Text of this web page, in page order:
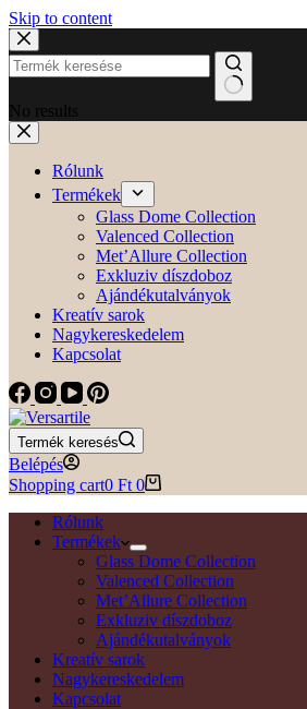
Skip to content
No results
Rólunk
Termékek
Glass Dome Collection
Valenced Collection
Met’Allure Collection
Exkluziv díszdoboz
Ajándékutalványok
Kreatív sarok
Nagykereskedelem
Kapcsolat
Termék keresés
Belépés
Shopping cart0 Ft 0
Rólunk
Termékek
Glass Dome Collection
Valenced Collection
Met’Allure Collection
Exkluziv díszdoboz
Ajándékutalványok
Kreatív sarok
Nagykereskedelem
Kapcsolat